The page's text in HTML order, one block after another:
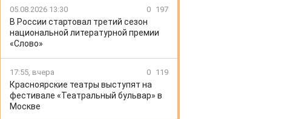
05.08.2026 13:30 0 197
В России стартовал третий сезон
национальной литературной премии
«Слово»
17:55, вчера 0 119
Красноярские театры выступят на
фестивале «Театральный бульвар» в
Москве